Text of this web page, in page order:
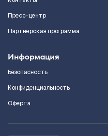
Пресс-центр
Партнерская программа
Информация
Безопасность
Конфиденциальность
Оферта